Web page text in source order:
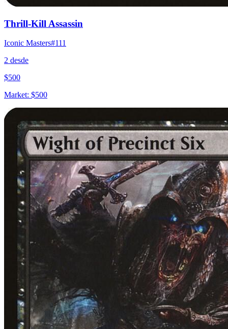
Thrill-Kill Assassin
Iconic Masters#111
2 desde
$500
Market: $500